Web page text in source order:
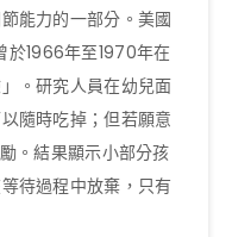
能力的一部分。美國
1966年至1970年在
。研究人員在幼兒面
隨時吃掉；但若願意
。結果顯示小部分孩
待過程中放棄，只有